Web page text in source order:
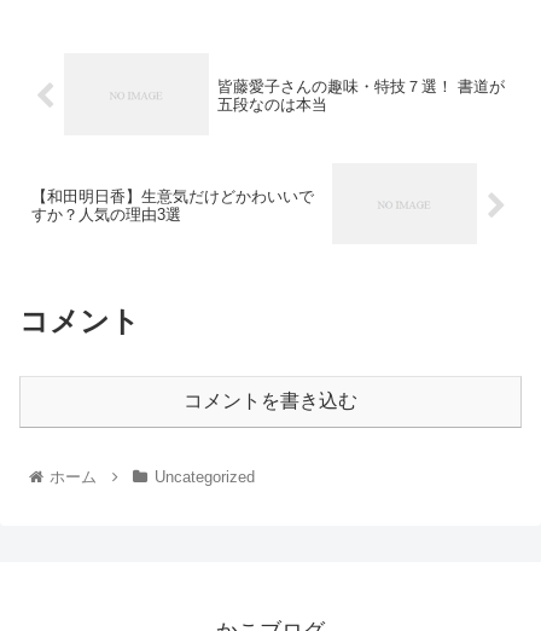
皆藤愛子さんの趣味・特技７選！ 書道が
五段なのは本当
【和田明日香】生意気だけどかわいいで
すか？人気の理由3選
コメント
コメントを書き込む
ホーム Uncategorized